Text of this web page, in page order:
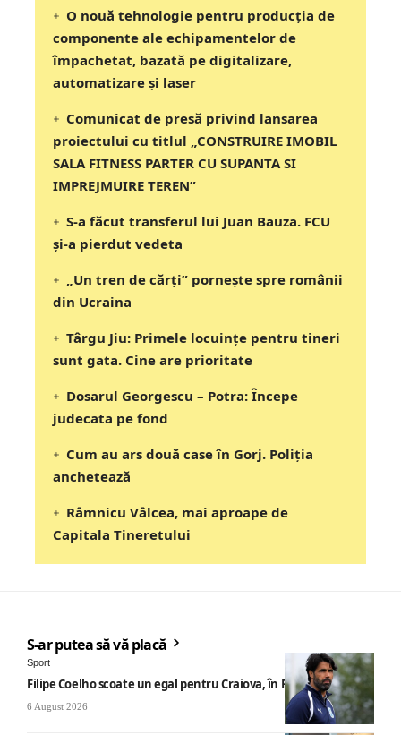
O nouă tehnologie pentru producția de
componente ale echipamentelor de
împachetat, bazată pe digitalizare,
automatizare și laser
Comunicat de presă privind lansarea
proiectului cu titlul „CONSTRUIRE IMOBIL
SALA FITNESS PARTER CU SUPANTA SI
IMPREJMUIRE TEREN”
S-a făcut transferul lui Juan Bauza. FCU
și-a pierdut vedeta
„Un tren de cărți” pornește spre românii
din Ucraina
Târgu Jiu: Primele locuințe pentru tineri
sunt gata. Cine are prioritate
Dosarul Georgescu – Potra: Începe
judecata pe fond
Cum au ars două case în Gorj. Poliția
anchetează
Râmnicu Vâlcea, mai aproape de
Capitala Tineretului
S-ar putea să vă placă
Sport
Filipe Coelho scoate un egal pentru Craiova, în Finlanda
6 August 2026